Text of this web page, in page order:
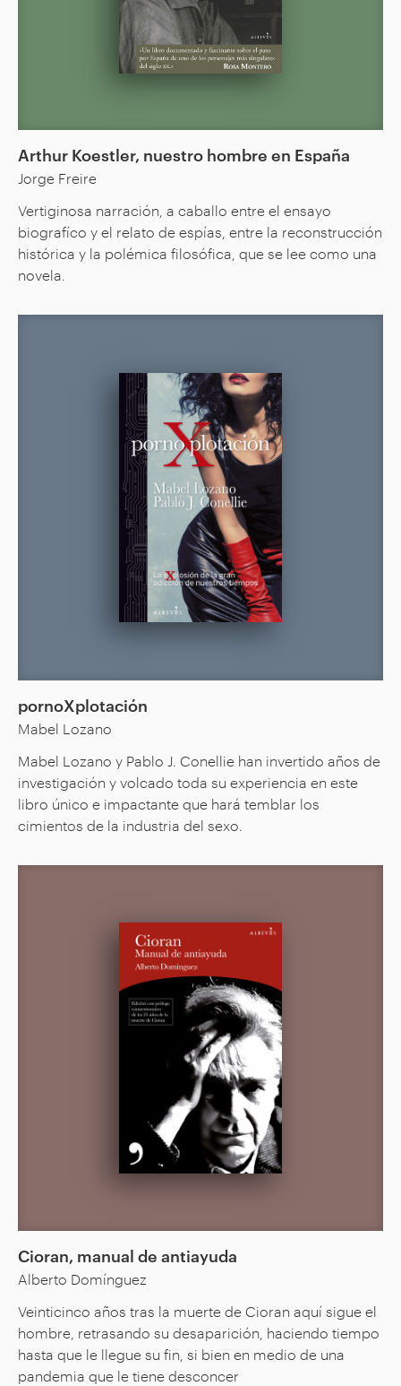
Arthur Koestler, nuestro hombre en España
Jorge Freire
Vertiginosa narración, a caballo entre el ensayo
biografíco y el relato de espías, entre la reconstrucción
histórica y la polémica filosófica, que se lee como una
novela.
pornoXplotación
Mabel Lozano
Mabel Lozano y Pablo J. Conellie han invertido años de
investigación y volcado toda su experiencia en este
libro único e impactante que hará temblar los
cimientos de la industria del sexo.
Cioran, manual de antiayuda
Alberto Domínguez
Veinticinco años tras la muerte de Cioran aquí sigue el
hombre, retrasando su desaparición, haciendo tiempo
hasta que le llegue su fin, si bien en medio de una
pandemia que le tiene desconcer